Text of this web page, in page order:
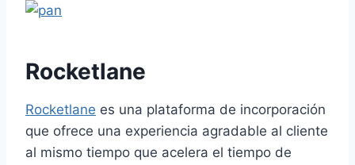
Rocketlane
Rocketlane es una plataforma de incorporación
que ofrece una experiencia agradable al cliente
al mismo tiempo que acelera el tiempo de